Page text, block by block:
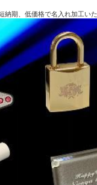
期、低価格で名入れ加工い